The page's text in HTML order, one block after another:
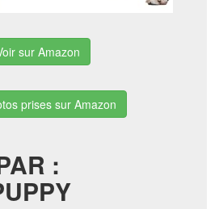
sur Amazon
prises sur Amazon
: